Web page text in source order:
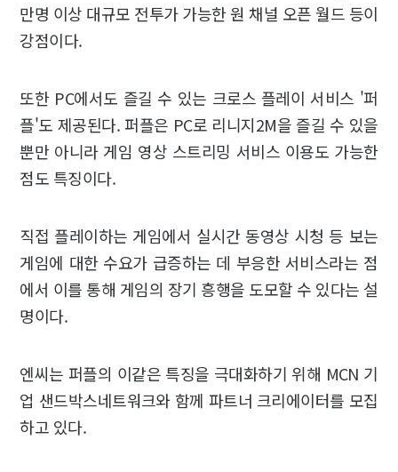
만명 이상 대규모 전투가 가능한 원 채널 오픈 월드 등이
강점이다.
또한 PC에서도 즐길 수 있는 크로스 플레이 서비스 '퍼
플'도 제공된다. 퍼플은 PC로 리니지2M을 즐길 수 있을
뿐만 아니라 게임 영상 스트리밍 서비스 이용도 가능한
점도 특징이다.
직접 플레이하는 게임에서 실시간 동영상 시청 등 보는
게임에 대한 수요가 급증하는 데 부응한 서비스라는 점
에서 이를 통해 게임의 장기 흥행을 도모할 수 있다는 설
명이다.
엔씨는 퍼플의 이같은 특징을 극대화하기 위해 MCN 기
업 샌드박스네트워크와 함께 파트너 크리에이터를 모집
하고 있다.